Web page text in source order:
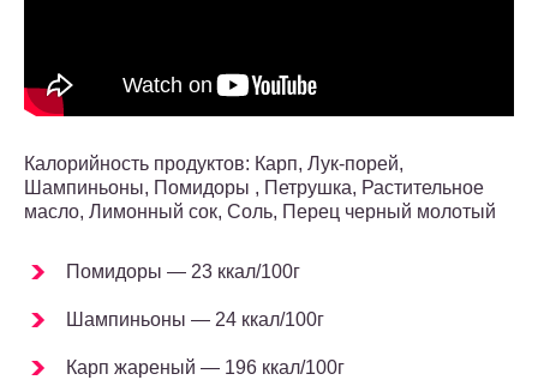
Калорийность продуктов: Карп, Лук-порей,
Шампиньоны, Помидоры , Петрушка, Растительное
масло, Лимонный сок, Соль, Перец черный молотый
Помидоры — 23 ккал/100г
Шампиньоны — 24 ккал/100г
Карп жареный — 196 ккал/100г